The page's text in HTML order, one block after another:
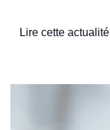
Lire cette actualité